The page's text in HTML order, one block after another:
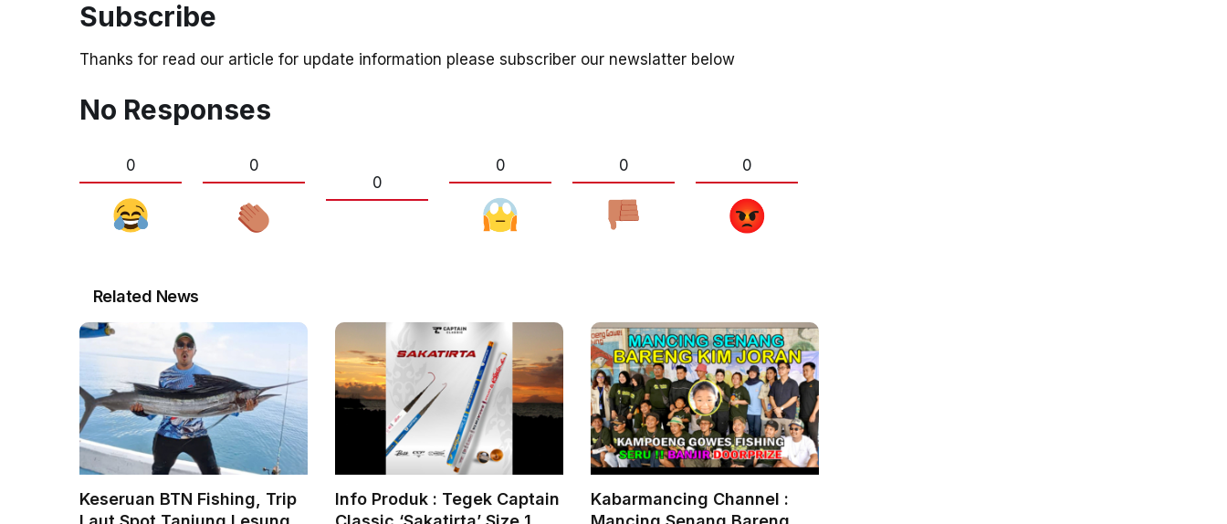
Subscribe
Thanks for read our article for update information please subscriber our newslatter below
No Responses
0
0
0
0 0 0
Related News
Keseruan BTN Fishing, Trip
Info Produk : Tegek Captain
Kabarmancing Channel :